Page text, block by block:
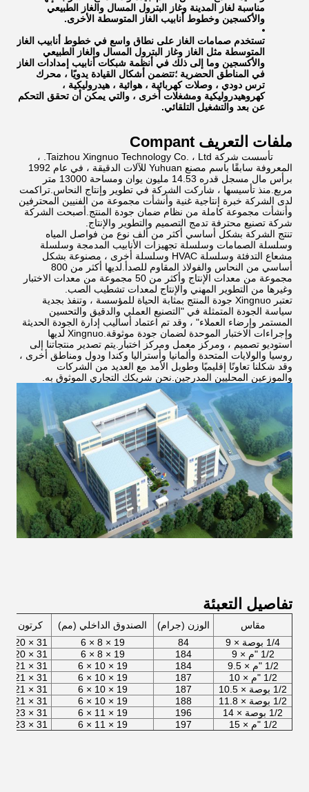
مناسبة لغاز المدينة وغاز البترول المسال والغاز الطبيعي
والأكسجين وخطوط أنابيب الغاز المتوسطة الأخرى.
تستخدم صمامات الغاز على نطاق واسع في خطوط أنابيب الغاز
المتوسطة مثل الغاز وغاز البترول المسال والغاز الطبيعي
والأكسجين وما إلى ذلك في أنظمة شبكات أنابيب إمدادات الغاز
في المناطق الحضرية ؛تتضمن أشكال القيادة يدويًا ، محرك
ترس دودي ، وصلات كهربائية ، هوائية ، هيدروليكية ،
كهروهيدروليكية ومشغلات أخرى ، والتي يمكن أن تحقق التحكم
عن بعد والتشغيل التلقائي.
ملفات التعريف Compant
تأسست شركة Taizhou Xingnuo Technology Co. ، Ltd. ،
المعروفة سابقًا باسم مصنع Yuhuan للآلات الدقيقة ، في عام 1992
برأس مال مسجل قدره 14.53 مليون يوان ومساحة 13000 متر
مربع.منذ تأسيسها ، شاركت الشركة في تطوير وإنتاج النحاس.تراكمت
لدى الشركة خبرة إنتاجية غنية وأنشأت مجموعة من الفنيين المحترفين
وأنشأت مجموعة كاملة من نظام ضمان جودة المنتج.أصبحت الشركة
شركة تصنيع محترفة تدمج التصميم والتطوير والإنتاج.
تنتج الشركة بشكل أساسي أكثر من ألف نوع من فواصل المياه
وسلسلة الصمامات وسلسلة تجهيزات الأنابيب المدمجة وسلسلة
مشعاع التدفئة وسلسلة HVAC وسلسلة أخرى ، مصنوعة بشكل
أساسي من النحاس والفولاذ المقاوم للصدأ.لديها أكثر من 800
مجموعة من معدات الإنتاج وأكثر من 50 مجموعة من معدات الاختبار
وغيرها من التطوير المهني والإنتاج لمعدات تشطيب الصب.
تعتبر Xingnuo جودة المنتج بمثابة الحياة للمؤسسة ، وتنفذ بجدية
سياسة الجودة المتمثلة في "التصنيع العملي والدقيق والتحسين
المستمر وإرضاء العملاء" ، وقد تم اعتماد أساليب إدارة الجودة الحديثة
وإجراءات الاختبار الموحدة لضمان جودة موثوقة.Xingnuo لديها
استوديو تصميم ، ومركز معمل ومركز اختبار.يتم تصدير منتجاتنا إلى
روسيا والولايات المتحدة وألمانيا وأستراليا وكندا ودول ومناطق أخرى ،
وقد شكلنا تعاونًا إقليميًا وطويل الأمد مع العديد من الشركات
والموزعين المحليين المدرجين.نحن شريكك التجاري الموثوق به.
تفاصيل التعبئة
مقاس الوزن (جرام) الصندوق الداخلي (مم)
كرتون
1/4 بوصة × 9
84
19 × 8 × 6
31 × 20 × 17
1/2 "م × 9
184
19 × 8 × 6
31 × 20 × 17
1/2 "م × 9.5
184
19 × 10 × 6
31 × 21 × 20
1/2 "م × 10
187
19 × 10 × 6
31 × 21 × 20
1/2 بوصة × 10.5
187
19 × 10 × 6
31 × 21 × 20
1/2 بوصة × 11.8
188
19 × 10 × 6
31 × 21 × 20
1/2 بوصة × 14
196
19 × 11 × 6
31 × 23 × 20
1/2 "م × 15
197
19 × 11 × 6
31 × 23 × 20